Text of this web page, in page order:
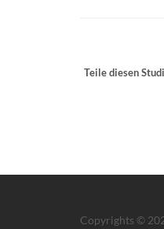
Teile diesen
Copyrights ©